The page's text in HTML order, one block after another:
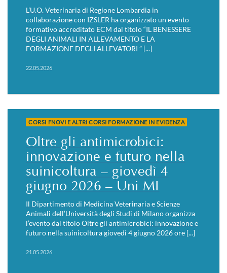
L’U.O. Veterinaria di Regione Lombardia in
collaborazione con IZSLER ha organizzato un evento
formativo accreditato ECM dal titolo “IL BENESSERE
DEGLI ANIMALI IN ALLEVAMENTO E LA
FORMAZIONE DEGLI ALLEVATORI ” [...]
22.05.2026
CORSI FNOVI E ALTRI CORSI FORMAZIONE IN EVIDENZA
Oltre gli antimicrobici:
innovazione e futuro nella
suinicoltura – giovedì 4
giugno 2026 – Uni MI
Il Dipartimento di Medicina Veterinaria e Scienze
Animali dell’Università degli Studi di Milano organizza
l’evento dal titolo Oltre gli antimicrobici: innovazione e
futuro nella suinicoltura giovedì 4 giugno 2026 ore [...]
21.05.2026